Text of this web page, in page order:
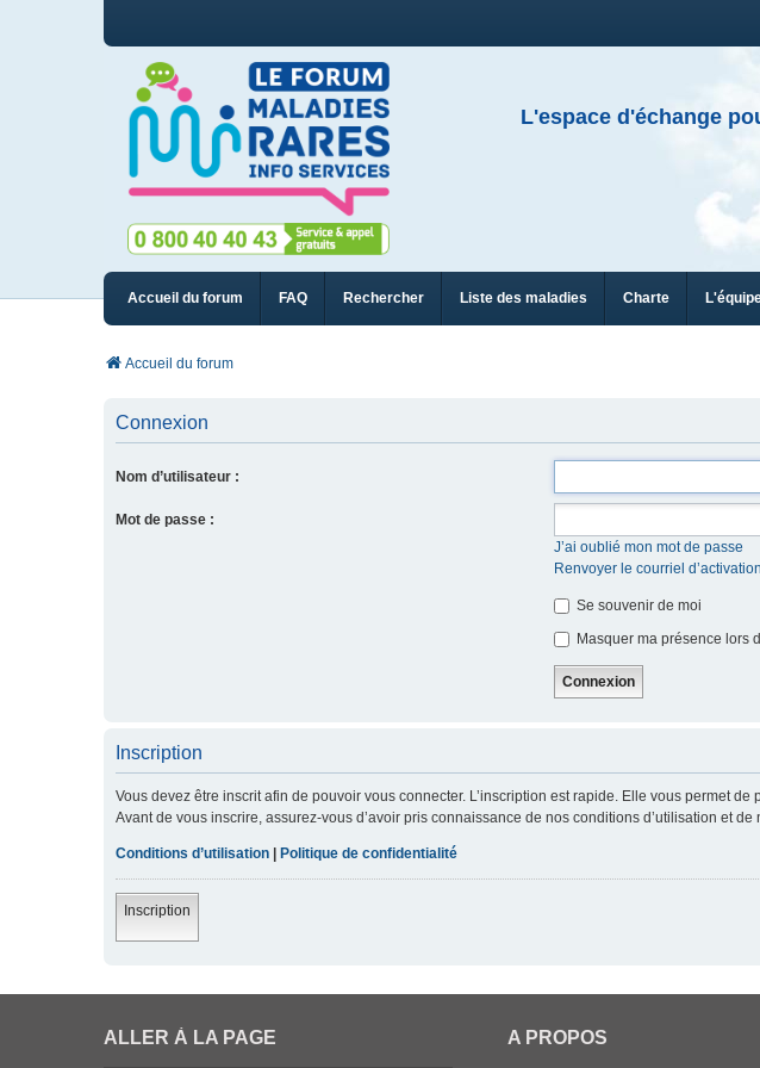
L'espace d'échange
Accueil du forum FAQ Rechercher Liste des maladies Charte
Accueil du forum
Connexion
Nom d’utilisateur :
Mot de passe :
J’ai oublié mon mot de passe
Renvoyer le courriel d’activation
Se souvenir de moi
Masquer ma présence lors
Inscription
Vous devez être inscrit afin de pouvoir vous connecter. L’inscription est rapide. Elle vous permet
Avant de vous inscrire, assurez-vous d’avoir pris connaissance de nos conditions d’utilisation et
Conditions d’utilisation Politique de confidentialité
Inscription
ALLER À LA PAGE A PROPOS